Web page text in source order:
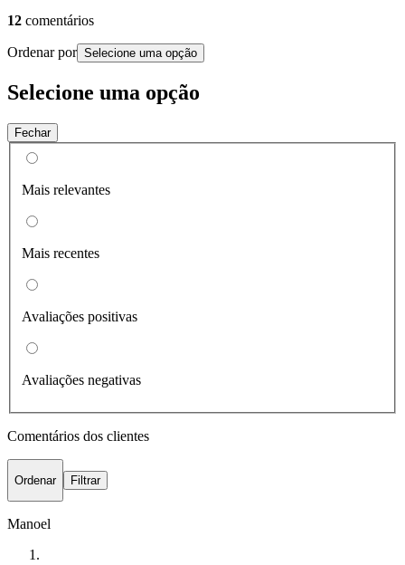
12 comentários
Ordenar por Selecione uma opção
Selecione uma opção
Fechar
Mais relevantes
Mais recentes
Avaliações positivas
Avaliações negativas
Comentários dos clientes
Ordenar Filtrar
Manoel